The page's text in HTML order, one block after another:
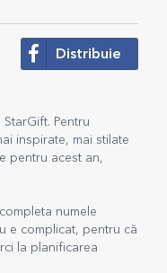
Distribuie
Pentru
inspirate, mai stilate
pentru acest an,
numele
e complicat, pentru că
la planificarea